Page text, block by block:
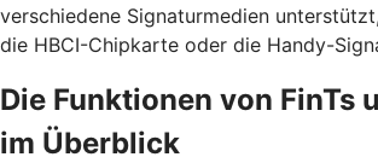
verschiedene Signaturmedien
die HBCI-Chipkarte oder die Handy-
Die Funktionen von FinTs
im Überblick